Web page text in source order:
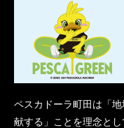
ペスカドーラ町田は「
献する」ことを理念とし